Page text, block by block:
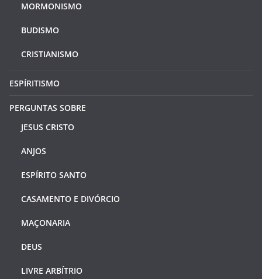
MORMONISMO
BUDISMO
CRISTIANISMO
ESPÍRITISMO
PERGUNTAS SOBRE
JESUS CRISTO
ANJOS
ESPÍRITO SANTO
CASAMENTO E DIVÓRCIO
MAÇONARIA
DEUS
LIVRE ARBÍTRIO